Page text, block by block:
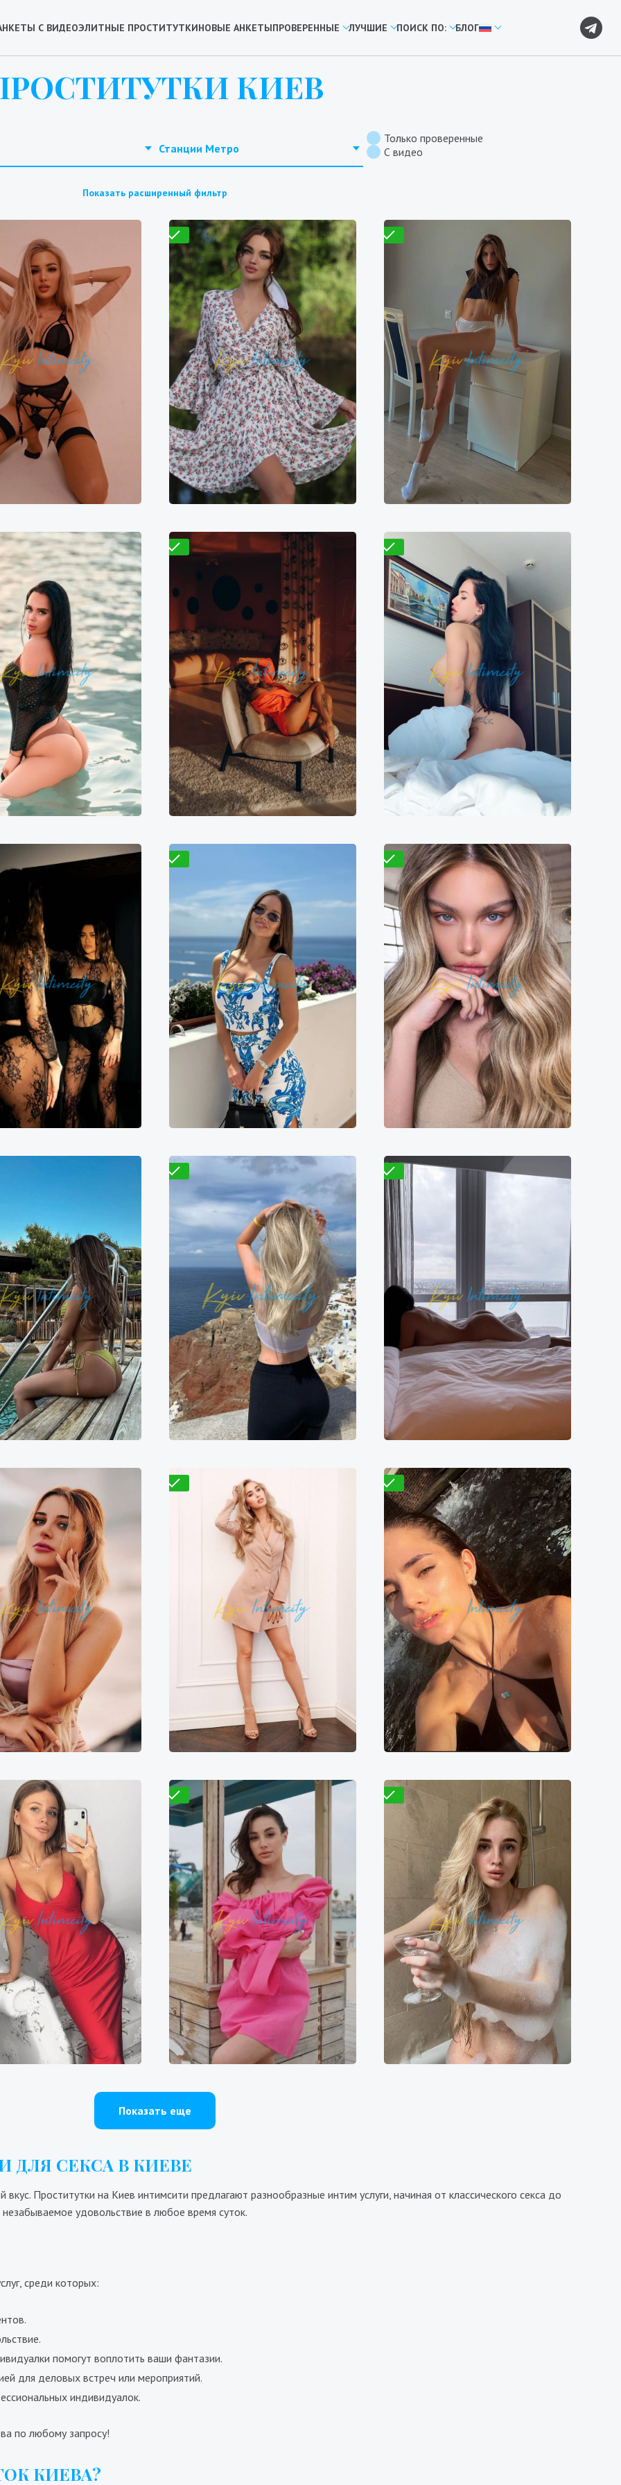
С ВИДЕОЭЛИТНЫЕ ПРОСТИТУТКИНОВЫЕ АНКЕТЫПРОВЕРЕННЫЕ ЛУЧШИЕ ПОИСК ПО: БЛОГ
КИЕВ
Станции Метро
Только проверенные
С видео
Показать расширенный фильтр
Лиса
11000₴
27500₴
Демиевская
Варвара
6800₴ 13600₴
34000₴
Дарницкий
Житомирская
Проверено
Розалия
9700₴ 19400₴
48500₴
Деснянский
Кловская
Николь
11200₴
28000₴
Вокзальная
Проверено
Василиса
9400₴ 18800₴
47000₴
Дарницкий
Золотые ворота
Стеф
5800₴ 11600₴
29000₴
Подольский
Ипподром
Мадина
16000₴
40000₴
Демиевская
Проверено
Валентина
9700₴ 19400₴
48500₴
Деснянский
Выставочный центр (ВДНХ)
Нана
7100₴ 14200₴
35500₴
Дарницкий
Васильковская
Яна
14000₴
35000₴
Золотые ворота
Элиза
21500₴
Деснянский
Дарница
Проверено
Вера
7600₴ 15200₴
38000₴
Левый берег
Берестейская
Галя
14400₴
36000₴
Героев Днепра
Эльза
9700₴
48500₴
Оболонский
Берестейская
Шарлотта
8600₴ 17200₴
43000₴
Дарницкий
Выдубичи
Габриела
Голосеевский
центр (ВДНХ)
Показать еще
ДЛЯ СЕКСА В КИЕВЕ
Проститутки на Киев интимсити предлагают разнообразные интим услуги, начиная от классического секса до
удовольствие в любое время суток.
среди которых:
помогут воплотить ваши фантазии.
для деловых встреч или мероприятий.
индивидуалок.
по любому запросу!
КИЕВА?